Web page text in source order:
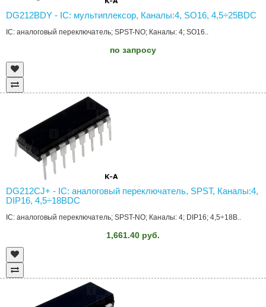
DG212BDY - IC: мультиплексор, Каналы:4, SO16, 4,5÷25ВDC
IC: аналоговый переключатель; SPST-NO; Каналы: 4; SO16..
по запросу
DG212CJ+ - IC: аналоговый переключатель, SPST, Каналы:4,
DIP16, 4,5÷18ВDC
IC: аналоговый переключатель; SPST-NO; Каналы: 4; DIP16; 4,5÷18В..
1,661.40 руб.